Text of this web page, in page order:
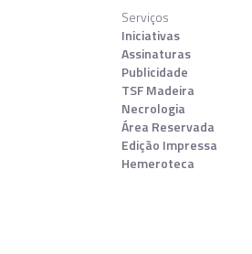
Serviços
Iniciativas
Assinaturas
Publicidade
TSF Madeira
Necrologia
Área Reservada
Edição Impressa
Hemeroteca